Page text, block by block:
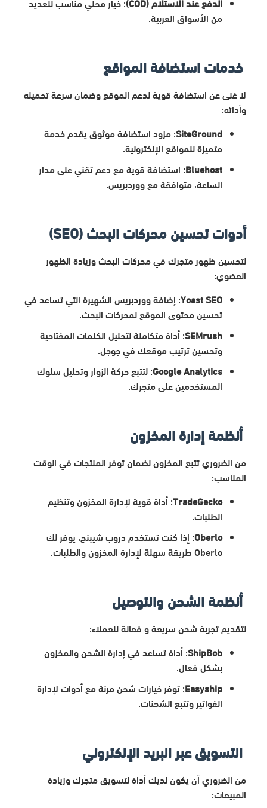
الدفع عند الاستلام (COD)
: خيار محلي مناسب للعديد
من الأسواق العربية.
خدمات استضافة المواقع
لا غنى عن استضافة قوية لدعم الموقع وضمان سرعة تحميله
وأدائه:
SiteGround: مزود استضافة موثوق يقدم خدمة
متميزة للمواقع الإلكترونية.
Bluehost: استضافة قوية مع دعم تقني على مدار
الساعة، متوافقة مع ووردبريس.
أدوات تحسين محركات البحث (SEO)
لتحسين ظهور متجرك في محركات البحث وزيادة الظهور
العضوي:
Yoast SEO: إضافة ووردبريس الشهيرة التي تساعد في
تحسين محتوى الموقع لمحركات البحث.
SEMrush: أداة متكاملة لتحليل الكلمات المفتاحية
وتحسين ترتيب موقعك في جوجل.
Google Analytics: لتتبع حركة الزوار وتحليل سلوك
المستخدمين على متجرك.
أنظمة إدارة المخزون
من الضروري تتبع المخزون لضمان توفر المنتجات في الوقت
المناسب:
TradeGecko: أداة قوية لإدارة المخزون وتنظيم
الطلبات.
Oberlo: إذا كنت تستخدم دروب شيبنج، يوفر لك
Oberlo طريقة سهلة لإدارة المخزون والطلبات.
أنظمة الشحن والتوصيل
لتقديم تجربة شحن سريعة و فعالة للعملاء:
ShipBob: أداة تساعد في إدارة الشحن والمخزون
بشكل فعال.
Easyship: توفر خيارات شحن مرنة مع أدوات لإدارة
الفواتير وتتبع الشحنات.
التسويق عبر البريد الإلكتروني
من الضروري أن يكون لديك أداة لتسويق متجرك وزيادة
المبيعات: